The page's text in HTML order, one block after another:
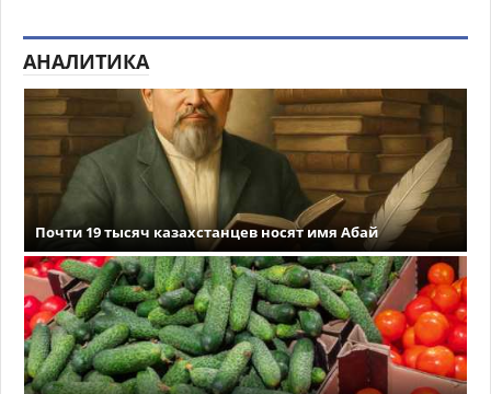
АНАЛИТИКА
Почти 19 тысяч казахстанцев носят имя Абай